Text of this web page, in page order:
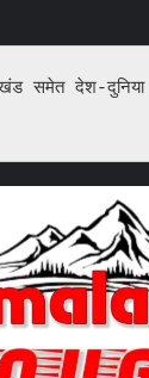
समेत देश-